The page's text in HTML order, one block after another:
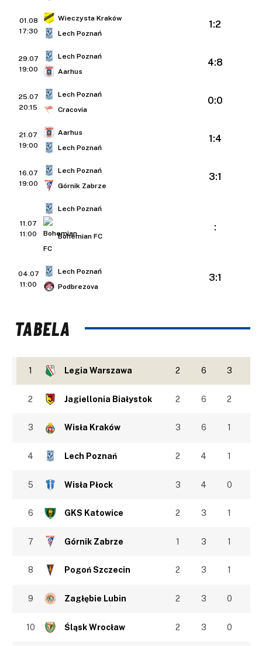
01.08
17:30
Wieczysta Kraków
Lech Poznań
1:2
29.07
19:00
Lech Poznań
Aarhus
4:8
25.07
20:15
Lech Poznań
Cracovia
0:0
21.07
19:00
Aarhus
Lech Poznań
1:4
16.07
19:00
Lech Poznań
Górnik Zabrze
3:1
11.07
11:00
Lech Poznań
Bohemian FC
:
04.07
11:00
Lech Poznań
Podbrezova
3:1
TABELA
1 Legia Warszawa 2 6 3
2 Jagiellonia Białystok 2 6 2
3 Wisła Kraków 3 6 1
4 Lech Poznań 2 4 1
5 Wisła Płock 3 4 0
6 GKS Katowice 2 3 1
7 Górnik Zabrze 1 3 1
8 Pogoń Szczecin 2 3 1
9 Zagłębie Lubin 2 3 0
10 Śląsk Wrocław 2 3 0